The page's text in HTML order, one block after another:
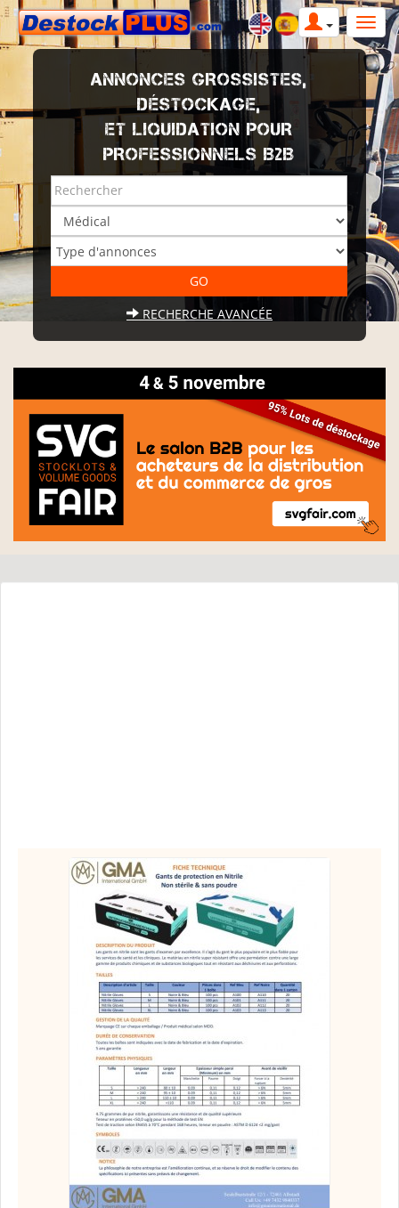
ANNONCES GROSSISTES,
DÉSTOCKAGE,
ET LIQUIDATION POUR
PROFESSIONNELS B2B
RECHERCHE AVANCÉE